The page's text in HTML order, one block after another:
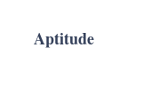
Aptitude